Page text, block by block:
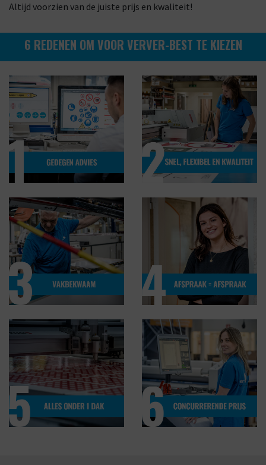
Altijd voorzien van de juiste prijs en kwaliteit!
6 REDENEN OM VOOR VERVER-BEST TE KIEZEN